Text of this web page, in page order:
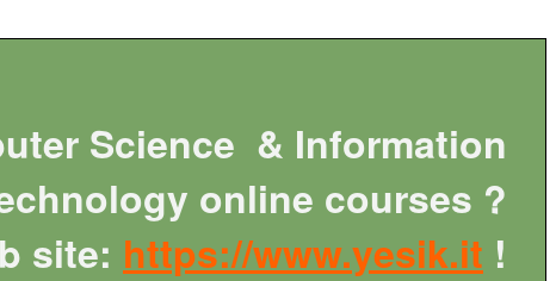
Science & Information
online courses ?
site: https://www.yesik.it !